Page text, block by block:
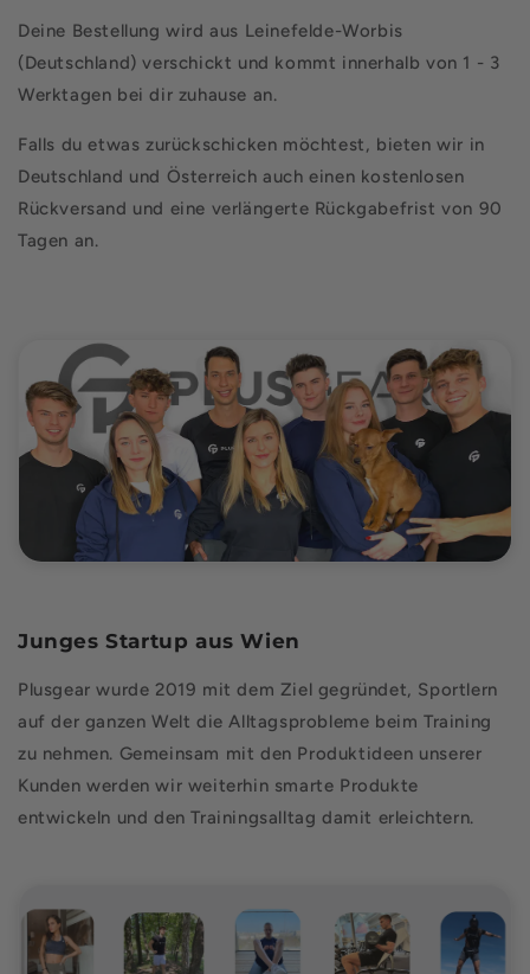
Deine Bestellung wird aus Leinefelde-Worbis
(Deutschland) verschickt und kommt innerhalb von 1 - 3
Werktagen bei dir zuhause an.
Falls du etwas zurückschicken möchtest, bieten wir in
Deutschland und Österreich auch einen kostenlosen
Rückversand und eine verlängerte Rückgabefrist von 90
Tagen an.
Junges Startup aus Wien
Plusgear wurde 2019 mit dem Ziel gegründet, Sportlern
auf der ganzen Welt die Alltagsprobleme beim Training
zu nehmen. Gemeinsam mit den Produktideen unserer
Kunden werden wir weiterhin smarte Produkte
entwickeln und den Trainingsalltag damit erleichtern.